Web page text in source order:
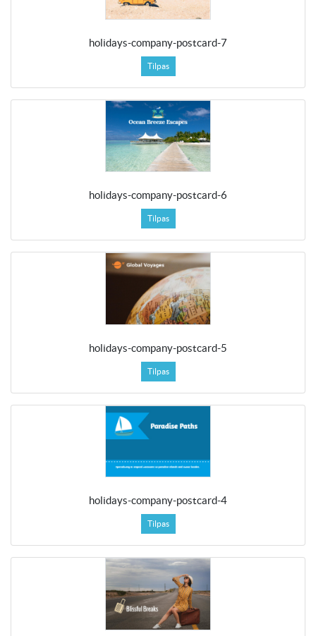
holidays-company-postcard-7
Tilpas
holidays-company-postcard-6
Tilpas
holidays-company-postcard-5
Tilpas
holidays-company-postcard-4
Tilpas